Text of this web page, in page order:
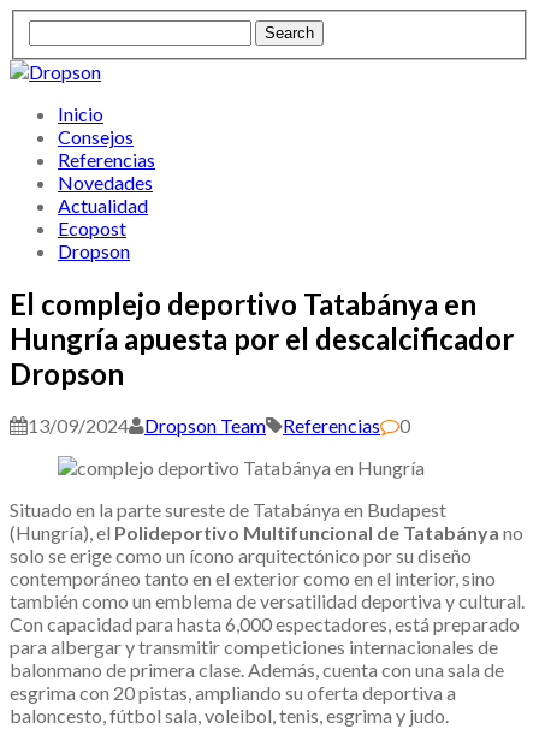
Inicio
Consejos
Referencias
Novedades
Actualidad
Ecopost
Dropson
El complejo deportivo Tatabánya en
Hungría apuesta por el descalcificador
Dropson
13/09/2024 Dropson Team Referencias 0
Situado en la parte sureste de Tatabánya en Budapest
(Hungría), el Polideportivo Multifuncional de Tatabánya no
solo se erige como un ícono arquitectónico por su diseño
contemporáneo tanto en el exterior como en el interior, sino
también como un emblema de versatilidad deportiva y cultural.
Con capacidad para hasta 6,000 espectadores, está preparado
para albergar y transmitir competiciones internacionales de
balonmano de primera clase. Además, cuenta con una sala de
esgrima con 20 pistas, ampliando su oferta deportiva a
baloncesto, fútbol sala, voleibol, tenis, esgrima y judo.